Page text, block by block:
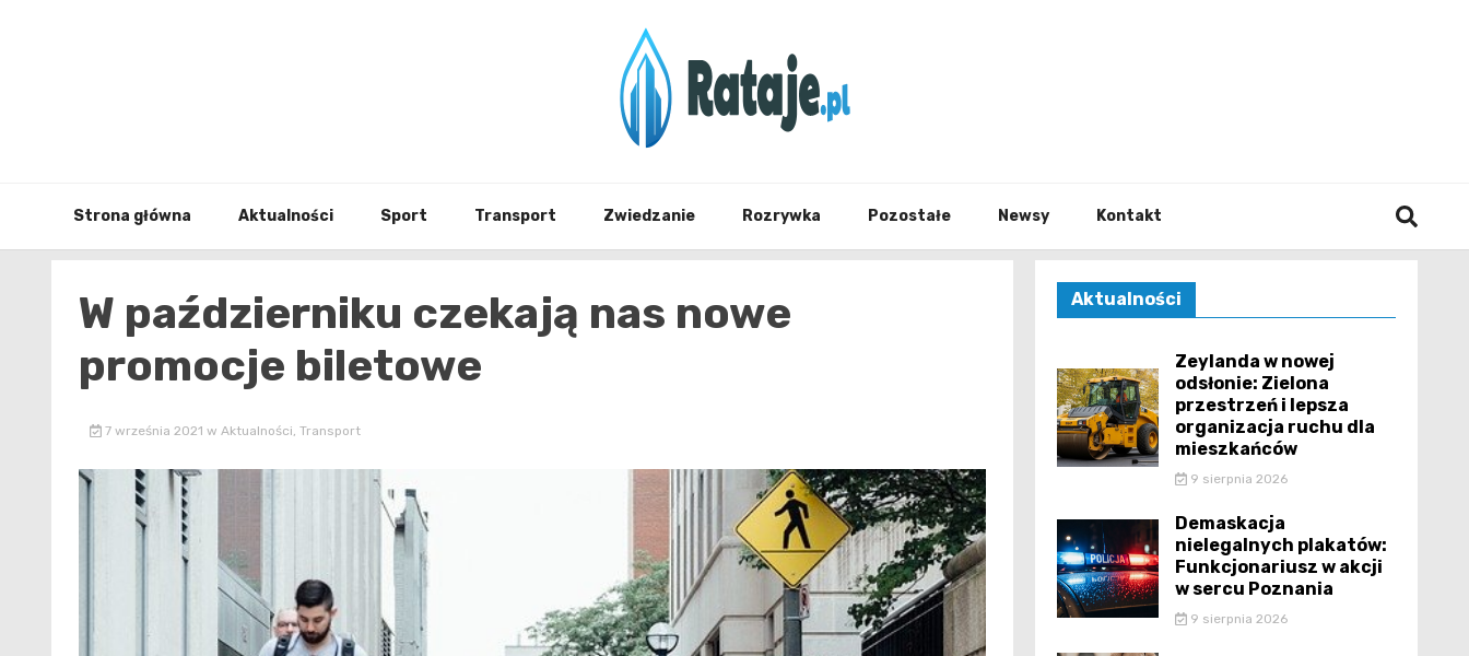
Rataje.pl
Strona główna Aktualności Sport Transport Zwiedzanie Rozrywka Pozostałe Newsy Kontakt
W październiku czekają nas nowe
promocje biletowe
7 września 2021 w Aktualności, Transport
Aktualności
Zeylanda w nowej
odsłonie: Zielona
przestrzeń i lepsza
organizacja ruchu dla
mieszkańców
9 sierpnia 2026
Demaskacja
nielegalnych plakatów:
Funkcjonariusz w akcji
w sercu Poznania
9 sierpnia 2026